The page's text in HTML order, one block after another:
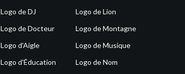
Logo de DJ
Logo de Docteur
Logo d'Aigle
Logo d'Éducation
Logo de Lion
Logo de Montagne
Logo de Musique
Logo de Nom